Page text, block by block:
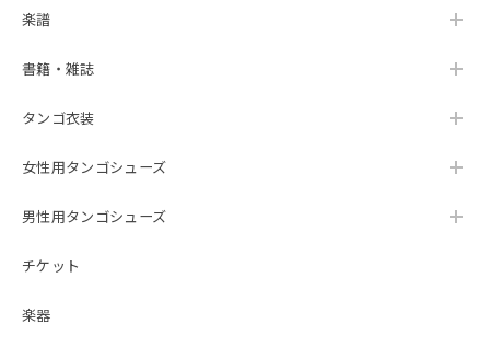
楽譜
書籍・雑誌
タンゴ衣装
女性用タンゴシューズ
男性用タンゴシューズ
チケット
楽器